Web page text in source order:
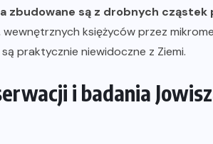
zbudowane są z drobnych cząstek
wewnętrznych księżyców przez
praktycznie niewidoczne z Ziemi.
i badania